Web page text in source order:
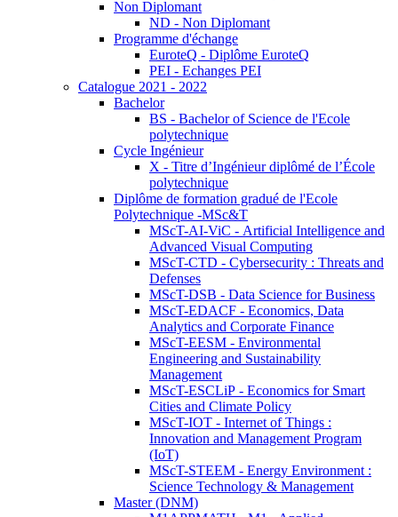
Non Diplomant
ND - Non Diplomant
Programme d'échange
EuroteQ - Diplôme EuroteQ
PEI - Echanges PEI
Catalogue 2021 - 2022
Bachelor
BS - Bachelor of Science de l'Ecole
polytechnique
Cycle Ingénieur
X - Titre d’Ingénieur diplômé de l’École
polytechnique
Diplôme de formation gradué de l'Ecole
Polytechnique -MSc&T
MScT-AI-ViC - Artificial Intelligence and
Advanced Visual Computing
MScT-CTD - Cybersecurity : Threats and
Defenses
MScT-DSB - Data Science for Business
MScT-EDACF - Economics, Data
Analytics and Corporate Finance
MScT-EESM - Environmental
Engineering and Sustainability
Management
MScT-ESCLiP - Economics for Smart
Cities and Climate Policy
MScT-IOT - Internet of Things :
Innovation and Management Program
(IoT)
MScT-STEEM - Energy Environment :
Science Technology & Management
Master (DNM)